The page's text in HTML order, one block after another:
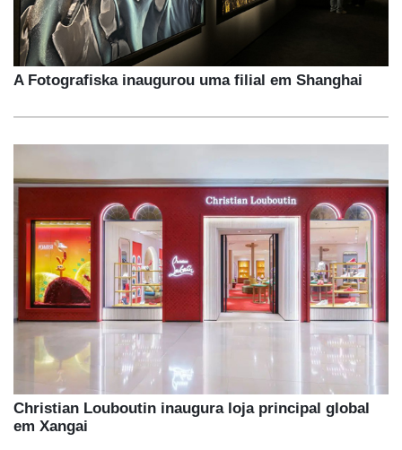
A Fotografiska inaugurou uma filial em Shanghai
Christian Louboutin inaugura loja principal global
em Xangai